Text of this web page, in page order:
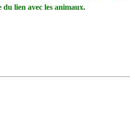
du lien avec les animaux.